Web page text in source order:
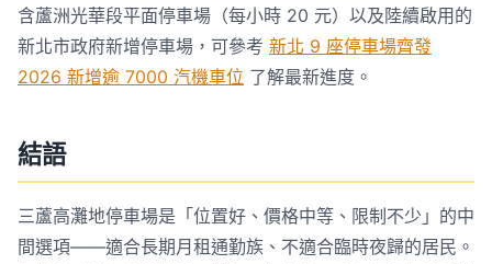
含蘆洲光華段平面停車場（每小時 20 元）以及陸續啟用的
新北市政府新增停車場，可參考 新北 9 座停車場齊發
2026 新增逾 7000 汽機車位 了解最新進度。
結語
三蘆高灘地停車場是「位置好、價格中等、限制不少」的中
間選項——適合長期月租通勤族、不適合臨時夜歸的居民。